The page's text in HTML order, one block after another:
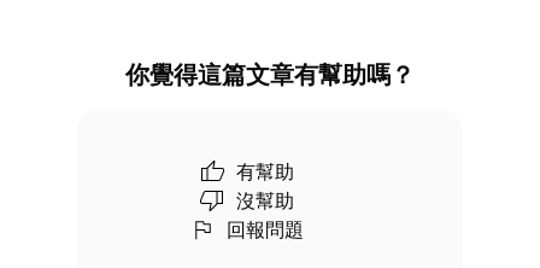
你覺得這篇文章有幫助嗎？
有幫助
沒幫助
回報問題